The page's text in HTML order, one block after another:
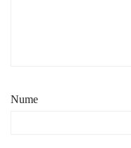
Nume